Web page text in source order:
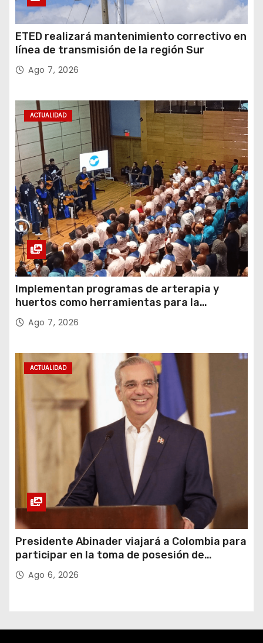
ETED realizará mantenimiento correctivo en
línea de transmisión de la región Sur
Ago 7, 2026
ACTUALIDAD
Implementan programas de arterapia y
huertos como herramientas para la
recuperación y la inclusión social
Ago 7, 2026
ACTUALIDAD
Presidente Abinader viajará a Colombia para
participar en la toma de posesión de
Abelardo de la Espriella
Ago 6, 2026